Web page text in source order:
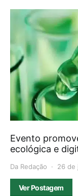
Evento
ecológica e
Da Redação 26 de
Ver Postagem